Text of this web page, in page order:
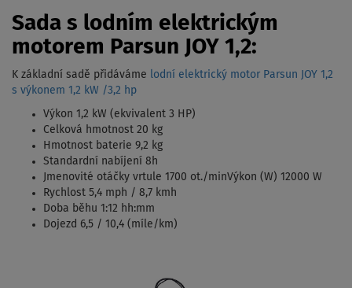
Sada s lodním elektrickým
motorem Parsun JOY 1,2:
K základní sadě přidáváme
lodní elektrický motor Parsun JOY 1,2
s výkonem 1,2 kW /3,2 hp
Výkon 1,2 kW (ekvivalent 3 HP)
Celková hmotnost 20 kg
Hmotnost baterie 9,2 kg
Standardní nabíjení 8h
Jmenovité otáčky vrtule 1700 ot./minVýkon (W) 12000 W
Rychlost 5,4 mph / 8,7 kmh
Doba běhu 1:12 hh:mm
Dojezd 6,5 / 10,4 (míle/km)